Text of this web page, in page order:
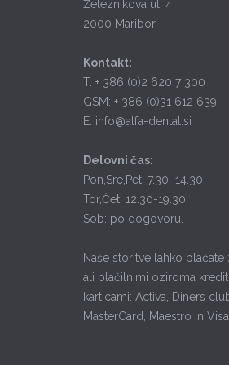
Železnikova ul. 4
2000 Maribor
Kontakt:
T: + 386 (0)2 620 7 300
GSM: + 386 (0)31 612 639
E: info@alfa-dental.si
Delovni čas:
Pon,Sre,Pet: 7.30–14.30
Tor,Čet: 12.30-19.30
Sob: po dogovoru.
Naše storitve lahko
ali plačilnimi oziroma
karticami: Activa, Diners
MasterCard, Maestro in Visa.